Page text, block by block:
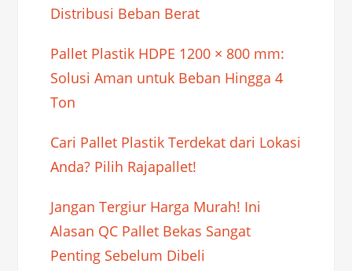
Distribusi Beban Berat
Pallet Plastik HDPE 1200 × 800 mm:
Solusi Aman untuk Beban Hingga 4
Ton
Cari Pallet Plastik Terdekat dari Lokasi
Anda? Pilih Rajapallet!
Jangan Tergiur Harga Murah! Ini
Alasan QC Pallet Bekas Sangat
Penting Sebelum Dibeli